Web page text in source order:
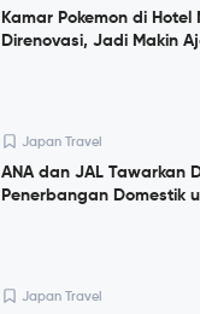
Kamar Pokemon di Hotel
Direnovasi, Jadi Makin
Japan Travel
ANA dan JAL Tawarkan
Penerbangan Domestik
Japan Travel